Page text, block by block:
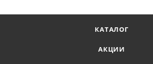
КАТАЛОГ
АКЦИИ